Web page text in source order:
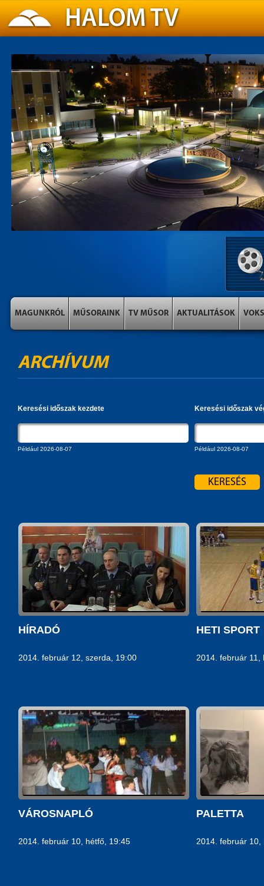
MAGUNKRÓL MŰSORAINK TV MŰSOR AKTUALITÁSOK VOKS
ARCHÍVUM
Keresési időszak kezdete
Például 2026-08-07
Keresési időszak
Például 2026-08-07
HÍRADÓ
2014. február 12, szerda, 19:00
HETI SPORT
2014. február 11,
VÁROSNAPLÓ
2014. február 10, hétfő, 19:45
PALETTA
2014. február 10,